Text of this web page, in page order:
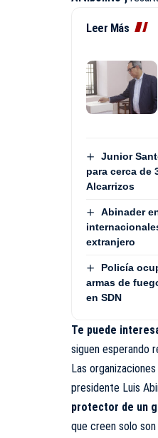
Leer Más
Junior
para cerca de
Alcarrizos
Abinader
extranjero
Policía
armas de
en SDN
Te puede
siguen esperando
Las
presidente Luis
protector de un
que creen solo